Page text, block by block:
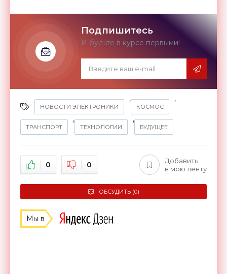
Подпишитесь
И будьте в курсе первыми!
НОВОСТИ ЭЛЕКТРОНИКИ
,
КОСМОС
,
ТРАНСПОРТ
,
ТЕХНОЛОГИИ
,
БУДУЩЕЕ
0 0
Добавить
в мою ленту
ОБСУДИТЬ (0)
Мы в